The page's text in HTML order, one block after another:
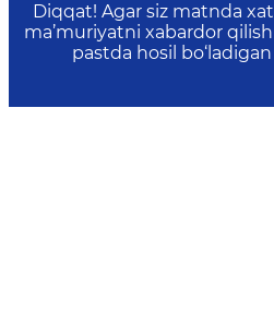
Diqqat! Agar siz matnda
ma’muriyatni xabardor
pastda hosil